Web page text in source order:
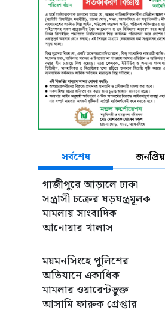
নিরপেক্ষ তদন্তের দাবি
সর্বশেষ জনপ্রিয়
গাজীপুরে আড়ালে ঢাকা
সন্ত্রাসী চক্রের ষড়যন্ত্রমূলক
মামলায় সাংবাদিক
আনোয়ার খালাস
ময়মনসিংহে পুলিশের
অভিযানে একাধিক
মামলার ওয়ারেন্টভুক্ত
আসামি ফারুক গ্রেপ্তার